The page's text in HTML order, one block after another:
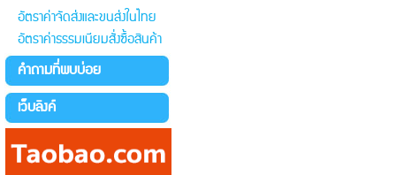
อัตราค่าจัดส่งและขนส่งในไทย
อัตราค่าธรรมเนียมสั่งซื้อสินค้า
คำถามที่พบบ่อย
เว็บลิงค์